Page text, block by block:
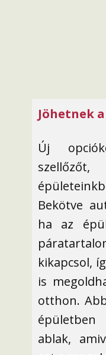
Jöhetnek
Új
Bekötve
ha az
kikapcsol,
is
otthon.
ablak,